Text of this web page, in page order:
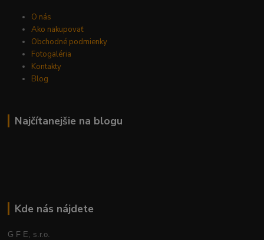
O nás
Ako nakupovať
Obchodné podmienky
Fotogaléria
Kontakty
Blog
Najčítanejšie na blogu
Kde nás nájdete
G F E, s.r.o.